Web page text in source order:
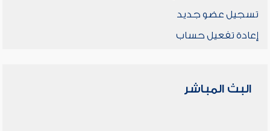
تسجيل عضو جديد
إعادة تفعيل حساب
البث المباشر